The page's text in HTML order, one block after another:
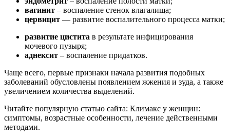
вагинит – воспаление стенок влагалища;
цервицит — развитие воспалительного процесса матки;
развитие цистита в результате инфицирования
мочевого пузыря;
аднексит – воспаление придатков.
Чаще всего, первые признаки начала развития подобных
заболеваний обусловлены появлением жжения и зуда, а также
увеличением количества выделений.
Читайте популярную статью сайта: Климакс у женщин:
симптомы, возрастные особенности, лечение действенными
методами.